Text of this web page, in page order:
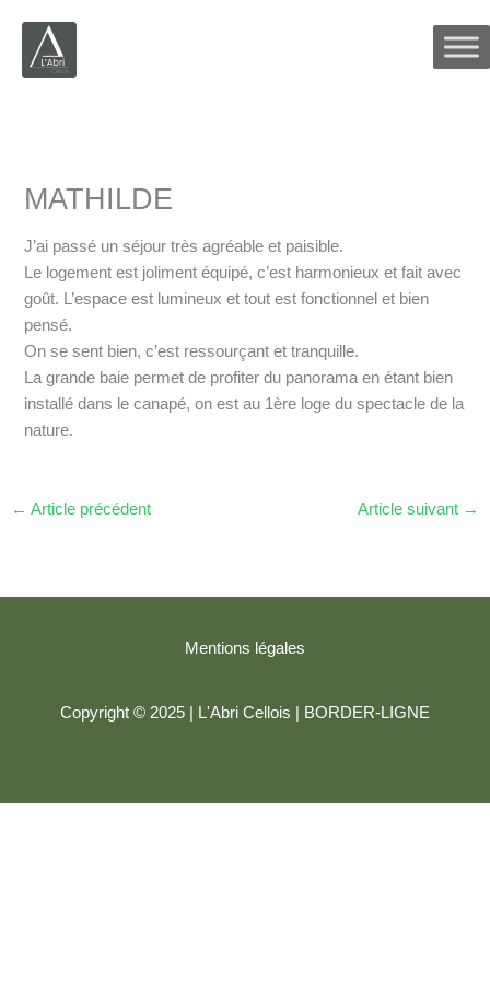
contenu
MATHILDE
J’ai passé un séjour très agréable et paisible.
Le logement est joliment équipé, c’est harmonieux et fait avec
goût. L’espace est lumineux et tout est fonctionnel et bien
pensé.
On se sent bien, c’est ressourçant et tranquille.
La grande baie permet de profiter du panorama en étant bien
installé dans le canapé, on est au 1ère loge du spectacle de la
nature.
← Article précédent Article suivant →
Mentions légales
Copyright © 2025 | L'Abri Cellois | BORDER-LIGNE